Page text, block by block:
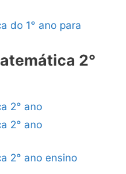
do 1° ano para
2°
2° ano
2° ano
2° ano ensino